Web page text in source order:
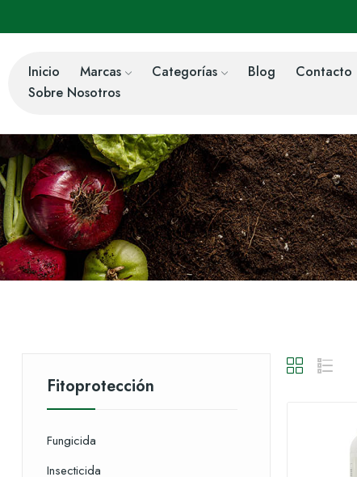
Inicio Marcas Categorías Blog
Contacto
Sobre Nosotros
Fitoprotección
Fungicida
Insecticida